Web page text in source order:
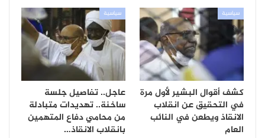
سياسية
كشف أقوال البشير لأول مرة
في التحقيق عن انقلاب
الانقاذ ويطعن في النائب
العام
سياسية
عاجل.. تفاصيل جلسة
ساخنة.. تهديدات متبادلة
من محامي دفاع المتهمين
بانقلاب الانقاذ…